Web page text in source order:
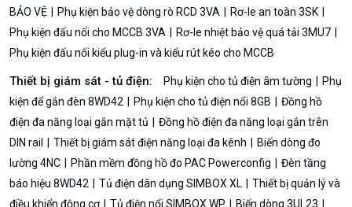
BẢO VỆ
Phụ kiện bảo vệ dòng rò RCD 3VA
Rơ-le an toàn 3SK
Phụ kiện đấu nối cho MCCB 3VA
Rơ-le nhiệt bảo vệ quá tải 3MU7
Phụ kiện đấu nối kiểu plug-in và kiểu rút kéo cho MCCB
Thiết bị giám sát - tủ điện: Phụ kiện cho tủ điện âm tường
Phụ
kiện để gắn đèn 8WD42
Phụ kiện cho tủ điện nổi 8GB
Đồng hồ
điện đa năng loại gắn mặt tủ
Đồng hồ điện đa năng loại gắn trên
DIN rail
Thiết bị giám sát điện năng loại đa kênh
Biến dòng đo
lường 4NC
Phần mềm đồng hồ đo PAC Powerconfig
Đèn tầng
báo hiệu 8WD42
Tủ điện dân dụng SIMBOX XL
Thiết bị quản lý và
điều khiển động cơ
Tủ điện nổi SIMBOX WP Biến dòng 3UL23